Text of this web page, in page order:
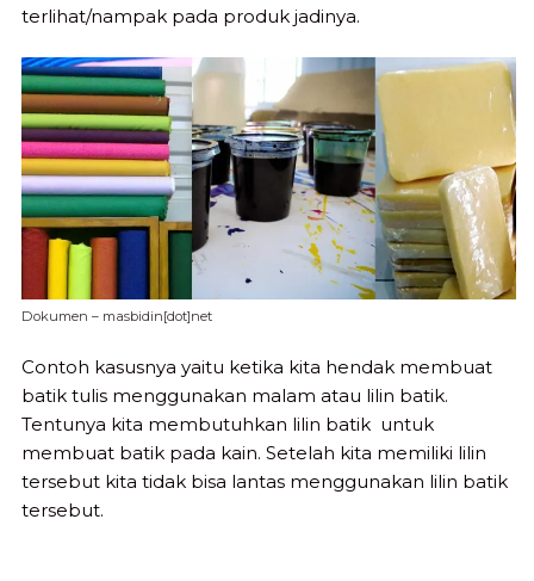
terlihat/nampak pada produk jadinya.
Dokumen – masbidin[dot]net
Contoh kasusnya yaitu ketika kita hendak membuat
batik tulis menggunakan malam atau lilin batik.
Tentunya kita membutuhkan lilin batik untuk
membuat batik pada kain. Setelah kita memiliki lilin
tersebut kita tidak bisa lantas menggunakan lilin batik
tersebut.